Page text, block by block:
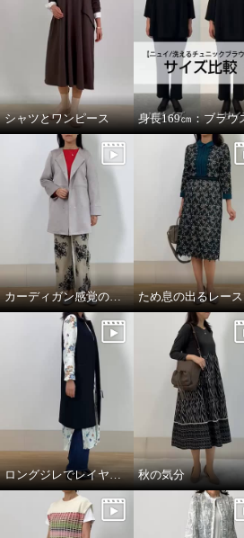
シャツとワンピース
カーディガン感覚のコート ため息の出るレース
ロングジレでレイヤードスタイル 秋の気分